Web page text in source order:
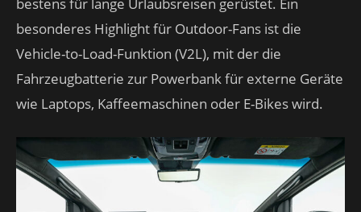
bestens für lange Urlaubsreisen gerüstet. Ein
besonderes Highlight für Outdoor-Fans ist die
Vehicle-to-Load-Funktion (V2L), mit der die
Fahrzeugbatterie zur Powerbank für externe Geräte
wie Laptops, Kaffeemaschinen oder E-Bikes wird.